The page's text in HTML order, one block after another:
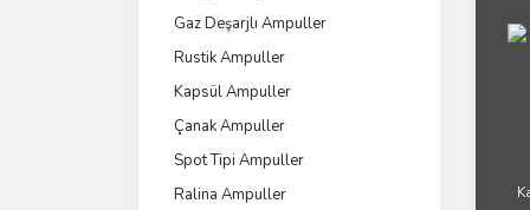
Gaz Deşarjlı Ampuller
Rustik Ampuller
Kapsül Ampuller
Çanak Ampuller
Spot Tipi Ampuller
Ralina Ampuller